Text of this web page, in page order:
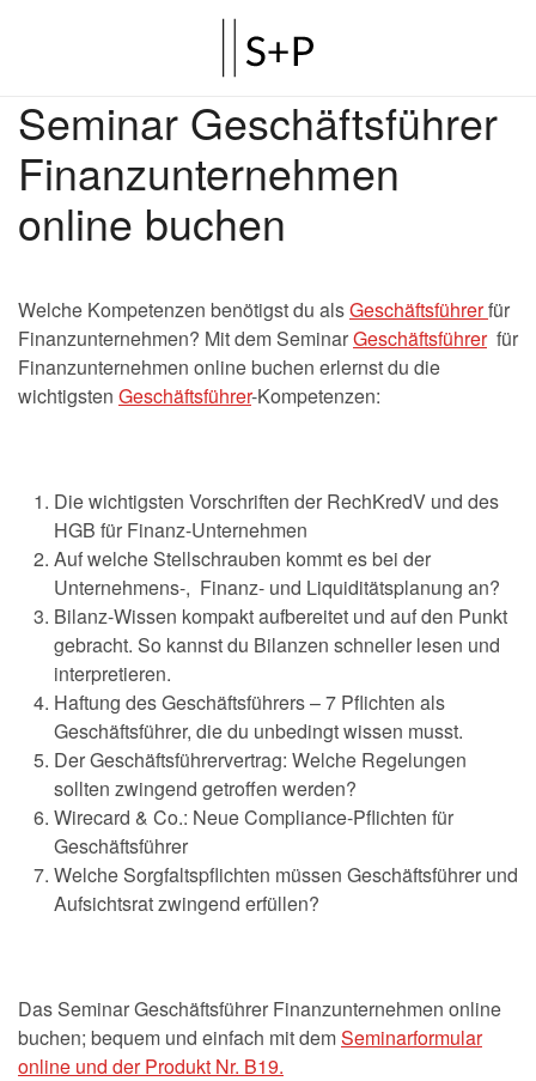
Seminar Geschäftsführer
Finanzunternehmen
online buchen
Welche Kompetenzen benötigst du alsGeschäftsführerfür
Finanzunternehmen? Mit dem SeminarGeschäftsführerfür
Finanzunternehmen online buchen erlernst du die
wichtigsten Geschäftsführer-Kompetenzen:
Die wichtigsten Vorschriften der RechKredV und des
HGB für Finanz-Unternehmen
Auf welche Stellschrauben kommt es bei der
Unternehmens-, Finanz- und Liquiditätsplanung an?
Bilanz-Wissen kompakt aufbereitet und auf den Punkt
gebracht. So kannst du Bilanzen schneller lesen und
interpretieren.
Haftung des Geschäftsführers – 7 Pflichten als
Geschäftsführer, die du unbedingt wissen musst.
Der Geschäftsführervertrag: Welche Regelungen
sollten zwingend getroffen werden?
Wirecard & Co.: Neue Compliance-Pflichten für
Geschäftsführer
Welche Sorgfaltspflichten müssen Geschäftsführer und
Aufsichtsrat zwingend erfüllen?
Das Seminar Geschäftsführer Finanzunternehmen online
buchen; bequem und einfach mit demSeminarformular
online und der Produkt Nr. B19.